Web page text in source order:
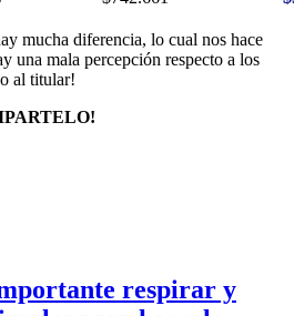
mucha diferencia, lo cual nos hace
una mala percepción respecto a los
al titular!
respirar y